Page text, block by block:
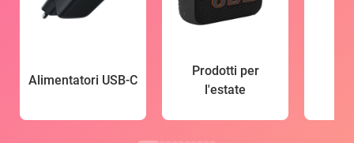
Alimentatori USB-C
Prodotti per
l'estate